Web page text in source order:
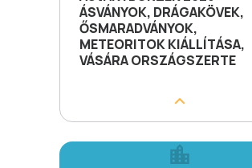
ÁSVÁNYOK, DRÁGAKÖVEK,
ŐSMARADVÁNYOK,
METEORITOK KIÁLLÍTÁSA,
VÁSÁRA ORSZÁGSZERTE